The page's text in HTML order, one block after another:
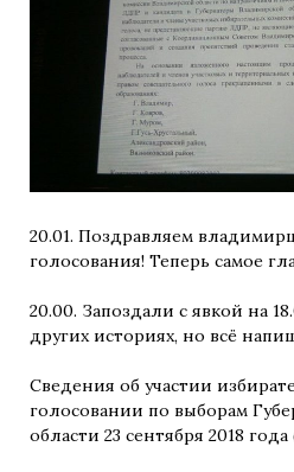
20.01. Поздравляем
голосования! Теперь самое
20.00. Запоздали с явкой на
других историях, но всё
Сведения об участии
голосовании по выборам
области 23 сентября 2018